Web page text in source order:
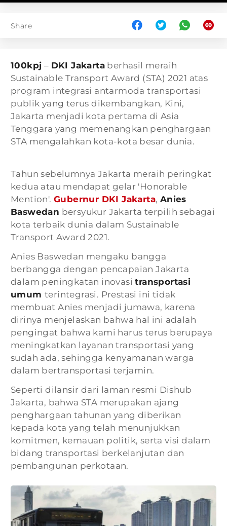
Share
100kpj – DKI Jakarta berhasil meraih
Sustainable Transport Award (STA) 2021 atas
program integrasi antarmoda transportasi
publik yang terus dikembangkan, Kini,
Jakarta menjadi kota pertama di Asia
Tenggara yang memenangkan penghargaan
STA mengalahkan kota-kota besar dunia.
Tahun sebelumnya Jakarta meraih peringkat
kedua atau mendapat gelar 'Honorable
Mention'.Gubernur DKI Jakarta, Anies
Baswedan bersyukur Jakarta terpilih sebagai
kota terbaik dunia dalam Sustainable
Transport Award 2021.
Anies Baswedan mengaku bangga
berbangga dengan pencapaian Jakarta
dalam peningkatan inovasitransportasi
umum terintegrasi. Prestasi ini tidak
membuat Anies menjadi jumawa, karena
dirinya menjelaskan bahwa hal ini adalah
pengingat bahwa kami harus terus berupaya
meningkatkan layanan transportasi yang
sudah ada, sehingga kenyamanan warga
dalam bertransportasi terjamin.
Seperti dilansir dari laman resmi Dishub
Jakarta, bahwa STA merupakan ajang
penghargaan tahunan yang diberikan
kepada kota yang telah menunjukkan
komitmen, kemauan politik, serta visi dalam
bidang transportasi berkelanjutan dan
pembangunan perkotaan.